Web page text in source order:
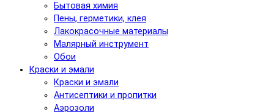
Бытовая химия
Пены, герметики, клея
Лакокрасочные материалы
Малярный инструмент
Обои
Краски и эмали
Краски и эмали
Антисептики и пропитки
Аэрозоли